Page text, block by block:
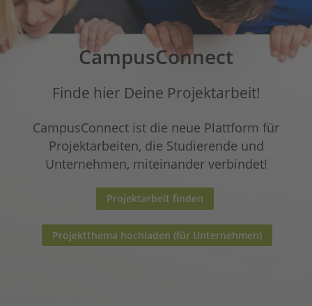
CampusConnect
Finde hier Deine Projektarbeit!
CampusConnect ist die neue Plattform für
Projektarbeiten, die Studierende und
Unternehmen, miteinander verbindet!
Projektarbeit finden
Projektthema hochladen (für Unternehmen)